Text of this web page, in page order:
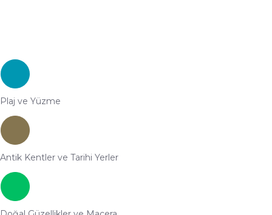
Plaj ve Yüzme
Antik Kentler ve Tarihi Yerler